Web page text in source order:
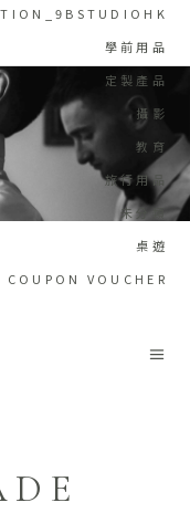
學前用品
定製產品
攝影
教育
旅行用品
未分類
桌遊
COUPON VOUCHER